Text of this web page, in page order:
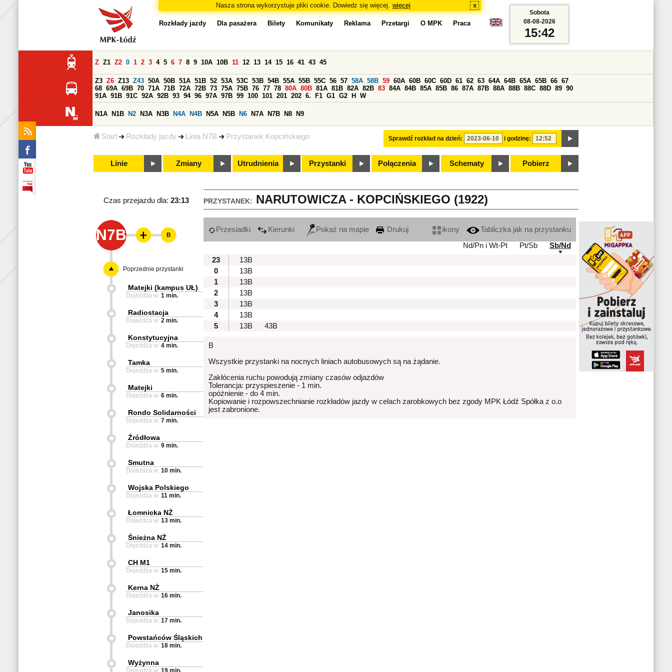
Nasza strona wykorzystuje pliki cookie. Dowiedz się więcej. więcej x
Start Rozkłady jazdy Linia N7B Przystanek Kopcińskiego
Rozkłady jazdy Dla pasażera Bilety Komunikaty Reklama Przetargi O MPK Praca
Sprawdź rozkład na dzień: i godzinę:
Z Z1 Z2 0 1 2 3 4 5 6 7 8 9 10A 10B 11 12 13 14 15 16 41 43 45
Z3 Z6 Z13 Z43 50A 50B 51A 51B 52 53A 53C 53B 54B 55A 55B 55C 56 57 58A 58B 59 60A 60B 60C 60D 61 62 63 64A 64B 65A 65B 66 67
68 69A 69B 70 71A 71B 72A 72B 73 75A 75B 76 77 78 80A 80B 81A 81B 82A 82B 83 84A 84B 85A 85B 86 87A 87B 88A 88B 88C 88D 89 90
91A 91B 91C 92A 92B 93 94 96 97A 97B 99 100 101 201 202 6. F1 G1 G2 H W
N1A N1B N2 N3A N3B N4A N4B N5A N5B N6 N7A N7B N8 N9
Linie Zmiany Utrudnienia Przystanki Połączenia Schematy Pobierz
Sobota
08-08-2026
15:42
PRZYSTANEK: NARUTOWICZA - KOPCIŃSKIEGO (1922)
Czas przejazdu dla: 23:13
N7B Przesiadki Kierunki Pokaż na mapie Drukuj ikony
Tabliczka jak na przystanku
Nd/Pn i Wt-Pt
Pt/Sb
Sb/Nd
23
13B
0
13B
1
13B
2
13B
3
13B
4
13B
5
13B 43B
B
Wszystkie przystanki na nocnych liniach autobusowych są na żądanie.
Zakłócenia ruchu powodują zmiany czasów odjazdów
Tolerancja: przyspieszenie - 1 min.
opóźnienie - do 4 min.
Kopiowanie i rozpowszechnianie rozkładów jazdy w celach zarobkowych bez zgody MPK Łódź Spółka z o.o
jest zabronione.
B
Poprzednie przystanki
Matejki (kampus UŁ)
Dojeżdża w: 1 min.
Radiostacja
Dojeżdża w: 2 min.
Konstytucyjna
Dojeżdża w: 4 min.
Tamka
Dojeżdża w: 5 min.
Matejki
Dojeżdża w: 6 min.
Rondo Solidarności
Dojeżdża w: 7 min.
Źródłowa
Dojeżdża w: 9 min.
Smutna
Dojeżdża w: 10 min.
Wojska Polskiego
Dojeżdża w: 11 min.
Łomnicka NŻ
Dojeżdża w: 13 min.
Śnieżna NŻ
Dojeżdża w: 14 min.
CH M1
Dojeżdża w: 15 min.
Kerna NŻ
Dojeżdża w: 16 min.
Janosika
Dojeżdża w: 17 min.
Powstańców Śląskich
Dojeżdża w: 18 min.
Wyżynna
Dojeżdża w: 19 min.